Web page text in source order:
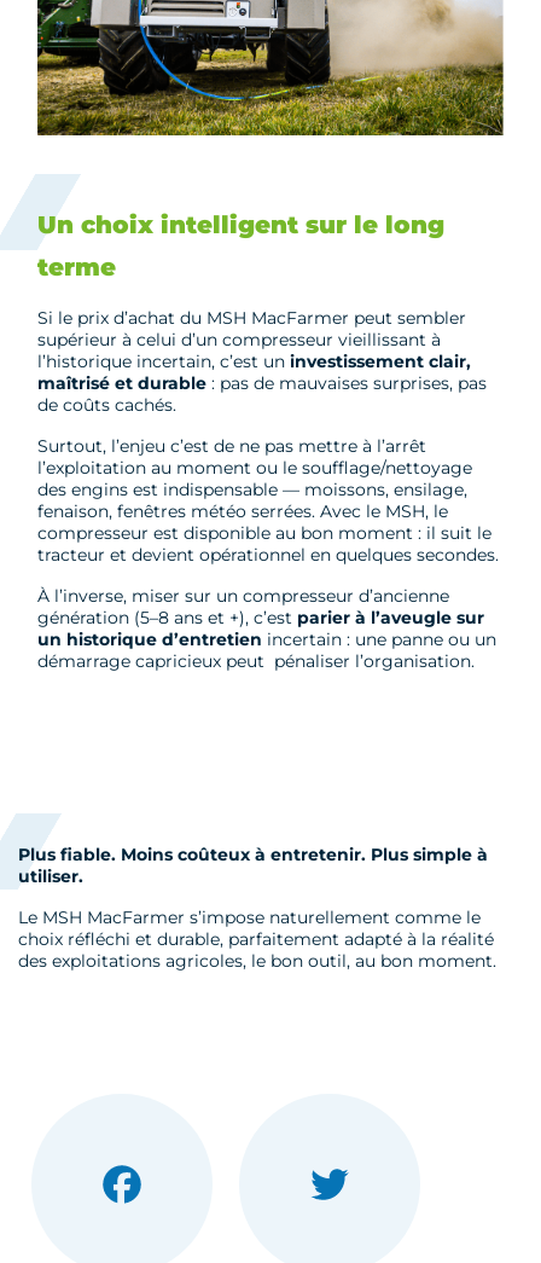
Un choix intelligent sur le long
terme
Si le prix d’achat du MSH MacFarmer peut sembler
supérieur à celui d’un compresseur vieillissant à
l’historique incertain, c’est un investissement clair,
maîtrisé et durable : pas de mauvaises surprises, pas
de coûts cachés.
Surtout, l’enjeu c’est de ne pas mettre à l’arrêt
l’exploitation au moment ou le soufflage/nettoyage
des engins est indispensable — moissons, ensilage,
fenaison, fenêtres météo serrées. Avec le MSH, le
compresseur est disponible au bon moment : il suit le
tracteur et devient opérationnel en quelques secondes.
À l’inverse, miser sur un compresseur d’ancienne
génération (5–8 ans et +), c’est parier à l’aveugle sur
un historique d’entretien incertain : une panne ou un
démarrage capricieux peut pénaliser l’organisation.
Plus fiable. Moins coûteux à entretenir. Plus simple à
utiliser.
Le MSH MacFarmer s’impose naturellement comme le
choix réfléchi et durable, parfaitement adapté à la réalité
des exploitations agricoles, le bon outil, au bon moment.
Facebook